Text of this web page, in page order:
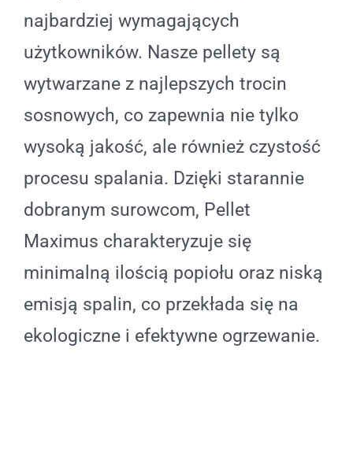
najbardziej wymagających
użytkowników. Nasze pellety są
wytwarzane z najlepszych trocin
sosnowych, co zapewnia nie tylko
wysoką jakość, ale również czystość
procesu spalania. Dzięki starannie
dobranym surowcom, Pellet
Maximus charakteryzuje się
minimalną ilością popiołu oraz niską
emisją spalin, co przekłada się na
ekologiczne i efektywne ogrzewanie.